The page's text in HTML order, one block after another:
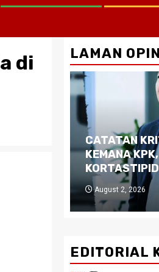
di
LAMAN
CATATAN
KEMANA
August 2, 2026
EDITORIAL